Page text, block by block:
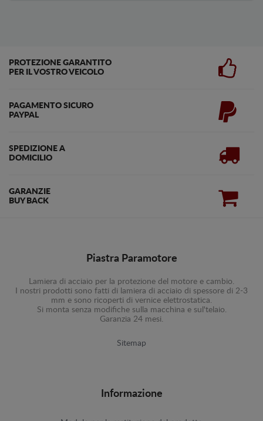
PROTEZIONE GARANTITO
PER IL VOSTRO VEICOLO
PAGAMENTO SICURO
PAYPAL
SPEDIZIONE A
DOMICILIO
GARANZIE
BUY BACK
Piastra Paramotore
Lamiera di acciaio per la protezione del motore e cambio.
I nostri prodotti sono fatti di lamiera di acciaio di spessore di 2-3
mm e sono ricoperti di vernice elettrostatica.
Si monta senza modifiche sulla macchina e sul'telaio.
Garanzia 24 mesi.
Sitemap
Informazione